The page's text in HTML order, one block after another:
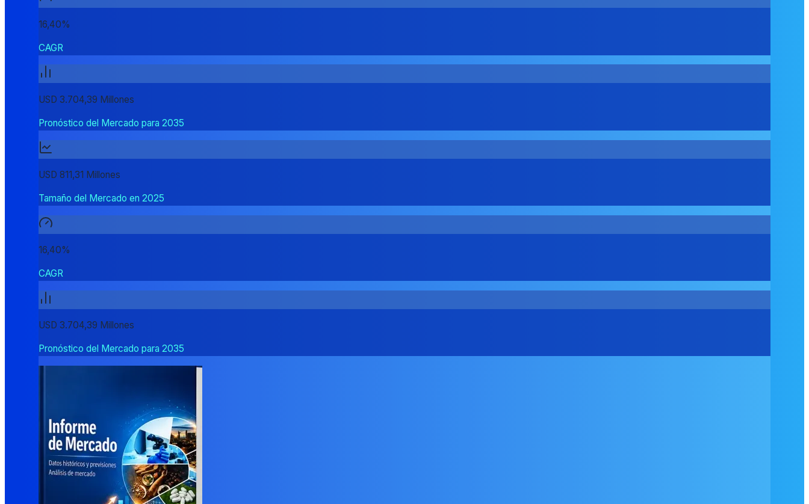
16,40%
CAGR
USD 3.704,39 Millones
Pronóstico del Mercado para 2035
USD 811,31 Millones
Tamaño del Mercado en 2025
16,40%
CAGR
USD 3.704,39 Millones
Pronóstico del Mercado para 2035